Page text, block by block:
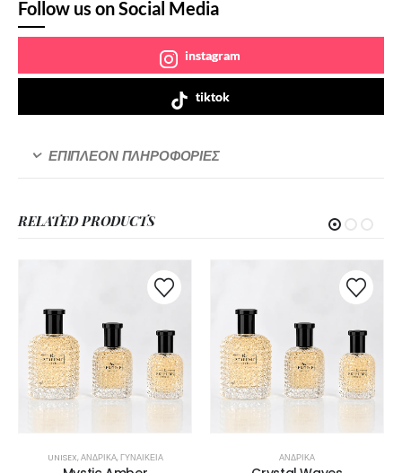
Follow us on Social Media
instagram
tiktok
ΕΠΙΠΛΈΟΝ ΠΛΗΡΟΦΟΡΊΕΣ
RELATED PRODUCTS
προϊόν
πολλαπλές
παραλλαγές.
Οι
επιλογές
επιλεγούν
UNISEX,ΑΝΔΡΙΚΆ,ΓΥΝΑΙΚΕΊΑ
προϊόν
πολλαπλές
παραλλαγές.
Οι
επιλογές
επιλεγούν
ΑΝΔΡΙΚΆ